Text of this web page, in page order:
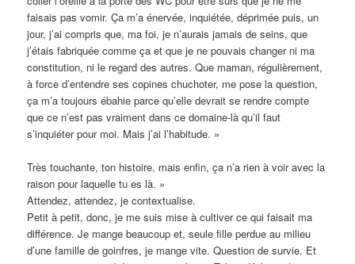
faisais pas vomir. Ça m’a énervée, inquiétée, déprimée puis, un
jour, j’ai compris que, ma foi, je n’aurais jamais de seins, que
j’étais fabriquée comme ça et que je ne pouvais changer ni ma
constitution, ni le regard des autres. Que maman, régulièrement,
à force d’entendre ses copines chuchoter, me pose la question,
ça m’a toujours ébahie parce qu’elle devrait se rendre compte
que ce n’est pas vraiment dans ce domaine-là qu’il faut
s’inquiéter pour moi. Mais j’ai l’habitude. »
Très touchante, ton histoire, mais enfin, ça n’a rien à voir avec la
raison pour laquelle tu es là. »
Attendez, attendez, je contextualise.
Petit à petit, donc, je me suis mise à cultiver ce qui faisait ma
différence. Je mange beaucoup et, seule fille perdue au milieu
d’une famille de goinfres, je mange vite. Question de survie. Et